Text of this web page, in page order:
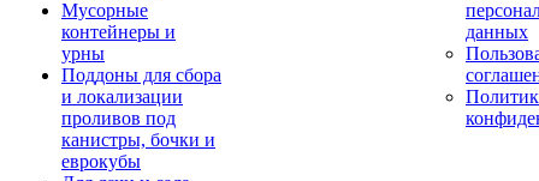
Мусорные
контейнеры и
урны
Поддоны для сбора
и локализации
проливов под
канистры, бочки и
еврокубы
данных